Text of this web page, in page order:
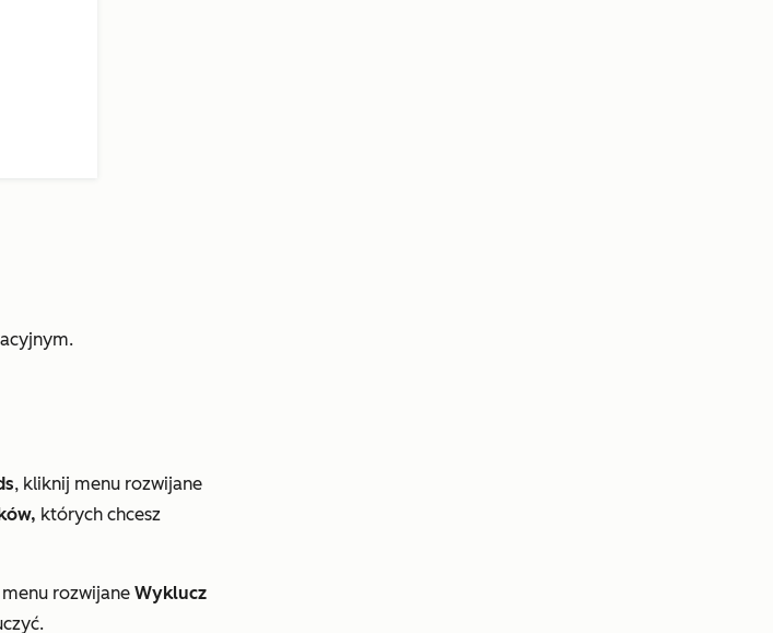
, kliknij menu rozwijane
których chcesz
rozwijane Wyklucz